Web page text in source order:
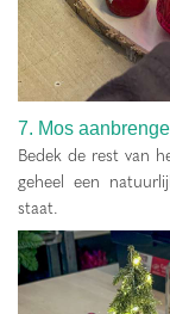
7. Mos
Bedek de rest van
geheel een
staat.